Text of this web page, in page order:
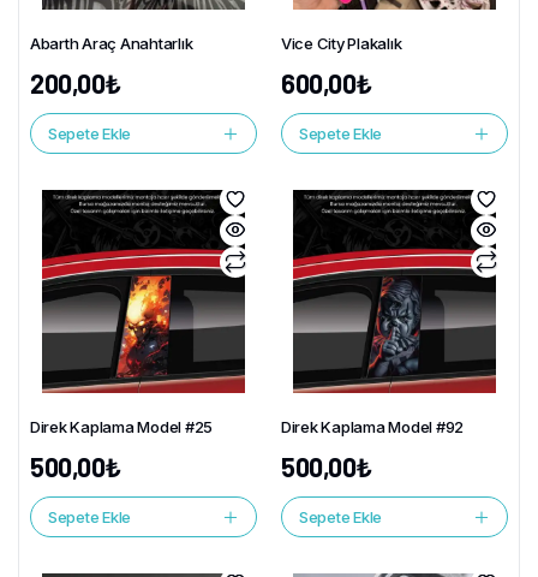
Abarth Araç Anahtarlık
200,00₺
Sepete Ekle
Vice City Plakalık
600,00₺
Sepete Ekle
Direk Kaplama Model #25
500,00₺
Sepete Ekle
Direk Kaplama Model #92
500,00₺
Sepete Ekle